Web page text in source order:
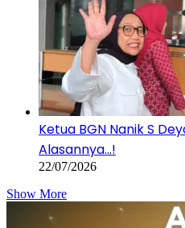
Ketua BGN Nanik S
Alasannya…!
22/07/2026
Show More